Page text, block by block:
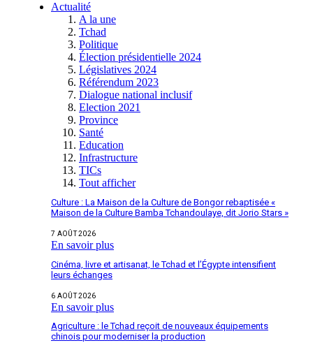
Actualité
A la une
Tchad
Politique
Élection présidentielle 2024
Législatives 2024
Référendum 2023
Dialogue national inclusif
Election 2021
Province
Santé
Education
Infrastructure
TICs
Tout afficher
Culture : La Maison de la Culture de Bongor rebaptisée «
Maison de la Culture Bamba Tchandoulaye, dit Jorio Stars »
7 AOÛT 2026
En savoir plus
Cinéma, livre et artisanat, le Tchad et l’Égypte intensifient
leurs échanges
6 AOÛT 2026
En savoir plus
Agriculture : le Tchad reçoit de nouveaux équipements
chinois pour moderniser la production